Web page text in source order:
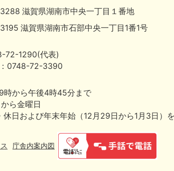
滋賀県湖南市中央一丁目１番地
滋賀県湖南市石部中央一丁目1番1号
72-1290(代表)
0748-72-3390
時から午後4時45分まで
ら金曜日
休日および年末年始（12月29日から1月3日）
庁舎内案内図